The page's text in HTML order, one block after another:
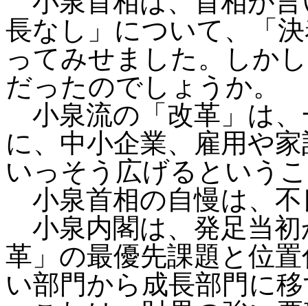
長なし」について、「
ってみせました。しか
だったのでしょうか。
小泉流の「改革」は、
に、中小企業、雇用や
いっそう広げるという
小泉首相の自慢は、不
小泉内閣は、発足当初
革」の最優先課題と位
い部門から成長部門に